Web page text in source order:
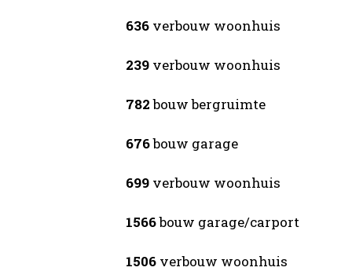
636 verbouw woonhuis
239 verbouw woonhuis
782bouw bergruimte
676bouw garage
699 verbouw woonhuis
1566bouw garage/carport
1506 verbouw woonhuis